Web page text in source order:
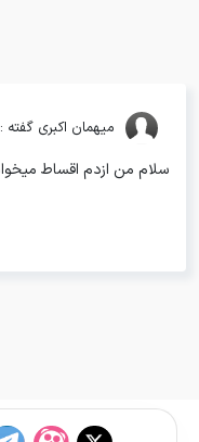
میهمان اکبری گفته :
سلام من ازدم اقساط